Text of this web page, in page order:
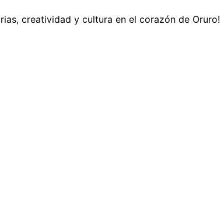
creatividad y cultura en el corazón de Oruro!